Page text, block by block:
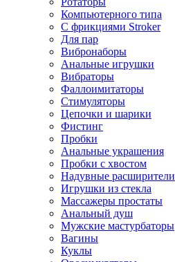
Компьютерного типа
С фрикциями Stroker
Для пар
Вибронаборы
Анальные игрушки
Вибраторы
Фаллоимитаторы
Стимуляторы
Цепочки и шарики
Фистинг
Пробки
Анальные украшения
Пробки с хвостом
Надувные расширители
Игрушки из стекла
Массажеры простаты
Анальный душ
Мужские мастурбаторы
Вагины
Куклы